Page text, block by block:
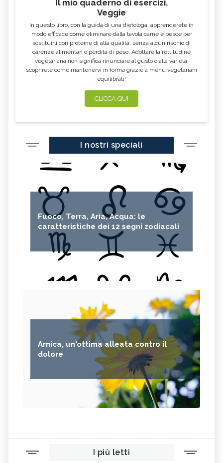
Il mio quaderno di esercizi.
Veggie
In questo libro, con la guida di una dietologa, apprenderete in
modo efficace come eliminare dalla tavola carne e pesce per
sostituirli con proteine di alta qualità, senza alcun rischio di
carenze alimentari o perdita di peso. Adottare la rettitudine
vegetariana non significa rinunciare al gusto o alla varietà:
scoprirete come mantenervi in forma grazie a menu vegetariani
equilibrati!
CLICCA QUI
I nostri speciali
Fuoco, Terra, Aria, Acqua: le
caratteristiche dei 12 segni zodiacali
Arnica, un'ottima alleata contro il
dolore
I più letti